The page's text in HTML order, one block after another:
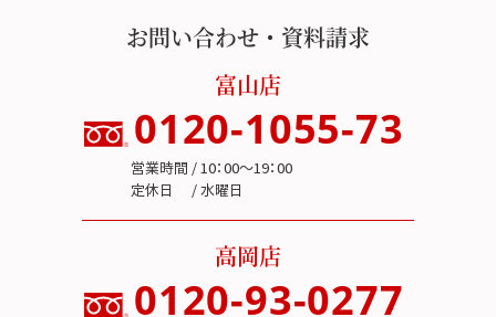
お問い合わせ・資料請求
富山店
0120-1055-73
営業時間 / 10：00～19：00
定休日 / 水曜日
高岡店
0120-93-0277